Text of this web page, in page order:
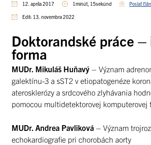
12. apríla 2017 1minút, 15sekúnd Poslať
Edit: 13. novembra 2022
Doktorandské práce
forma
MUDr. Mikuláš Huňavý – Význam
galektínu-3 a sST2 v etiopatogenéze
aterosklerózy a srdcového zlyhávania
pomocou multidetektorovej komputerovej
MUDr. Andrea Pavliková – Význam
echokardiografie pri chorobách aorty